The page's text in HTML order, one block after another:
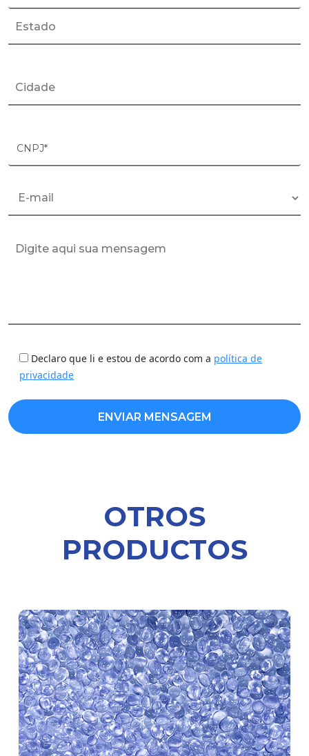
CNPJ*
Declaro que li e estou de acordo com a política de
privacidade
OTROS
PRODUCTOS